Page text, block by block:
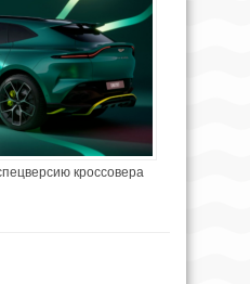
кроссовера